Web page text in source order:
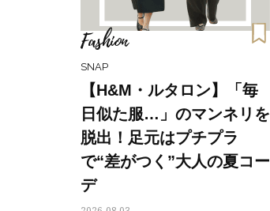
Fashion
SNAP
【H&M・ルタロン】「毎
日似た服…」のマンネリを
脱出！足元はプチプラ
で“差がつく”大人の夏コー
デ